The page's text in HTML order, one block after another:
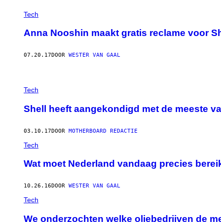
Tech
Anna Nooshin maakt gratis reclame voor
07.20.17DOOR WESTER VAN GAAL
Tech
Shell heeft aangekondigd met de meeste
03.10.17DOOR MOTHERBOARD REDACTIE
Tech
Wat moet Nederland vandaag precies
10.26.16DOOR WESTER VAN GAAL
Tech
We onderzochten welke oliebedrijven de